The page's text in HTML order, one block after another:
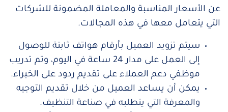
عن الأسعار المناسبة والمعاملة المضمونة للشركات
التي يتعامل معها في هذه المجالات.
سيتم تزويد العميل بأرقام هواتف ثابتة للوصول
إلى العمل على مدار 24 ساعة في اليوم، وتم تدريب
موظفي دعم العملاء على تقديم ردود على الخبراء.
يمكن أن يساعد العميل من خلال تقديم التوجيه
والمعرفة التي يتطلبه في صناعة التنظيف.